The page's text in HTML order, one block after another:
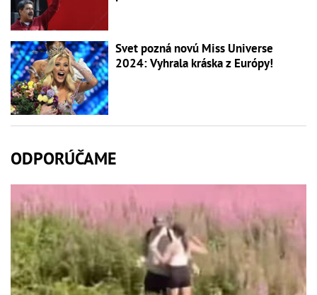
Svet pozná novú Miss Universe
2024: Vyhrala kráska z Európy!
ODPORÚČAME